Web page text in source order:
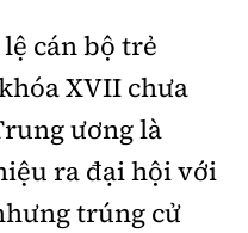
cán bộ trẻ
XVII chưa
ương là
ra đại hội với
trúng cử